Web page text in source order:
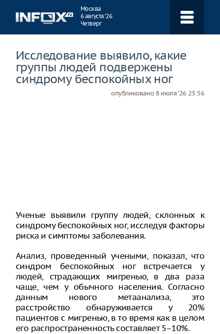
Москва
6 августа ‘26
Четверг
Исследование выявило, какие
группы людей подвержены
синдрому беспокойных ног
опубликовано 8 июля ‘26 23:56
Ученые выявили группу людей, склонных к
синдрому беспокойных ног, исследуя факторы
риска и симптомы заболевания.
Анализ, проведенный учеными, показал, что
синдром беспокойных ног встречается у
людей, страдающих мигренью, в два раза
чаще, чем у обычного населения. Согласно
данным нового метаанализа, это
расстройство обнаруживается у 20%
пациентов с мигренью, в то время как в целом
его распространенность составляет 5–10%.